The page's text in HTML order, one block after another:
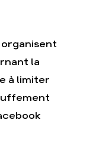
organisent
la
à limiter